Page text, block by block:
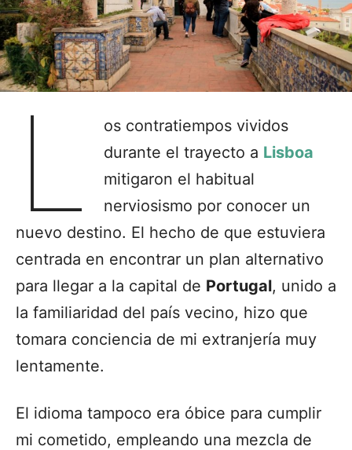
L
os contratiempos vividos
durante el trayecto a Lisboa
mitigaron el habitual
nerviosismo por conocer un
nuevo destino. El hecho de que estuviera
centrada en encontrar un plan alternativo
para llegar a la capital de Portugal, unido a
la familiaridad del país vecino, hizo que
tomara conciencia de mi extranjería muy
lentamente.
El idioma tampoco era óbice para cumplir
mi cometido, empleando una mezcla de